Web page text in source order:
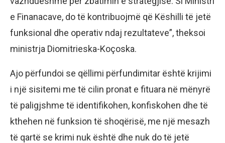
e Finanacave, do të kontribuojmë që Këshilli të jetë
funksional dhe operativ ndaj rezultateve”, theksoi
ministrja Diomitrieska-Koçoska.
Ajo përfundoi se qëllimi përfundimitar është krijimi
i një sisitemi me të cilin pronat e fituara në mënyrë
të paligjshme të identifikohen, konfiskohen dhe të
kthehen në funksion të shoqërisë, me një mesazh
të qartë se krimi nuk është dhe nuk do të jetë